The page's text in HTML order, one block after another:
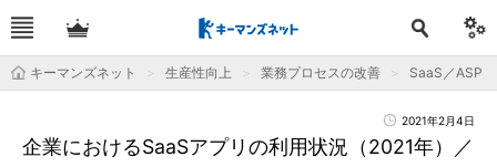
キーマンズネット 生産性向上 業務プロセスの改善 SaaS／ASP
2021年2月4日
企業におけるSaaSアプリの利用状況（2021年）／